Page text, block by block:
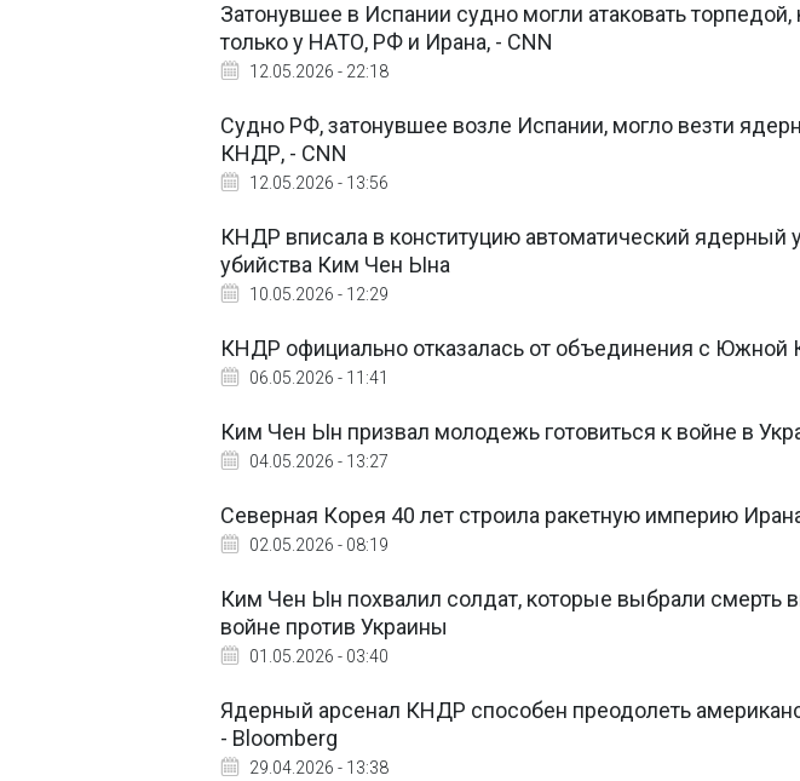
Затонувшее в Испании судно могли атаковать торпедой,
только у НАТО, РФ и Ирана, - CNN
12.05.2026 - 22:18
Судно РФ, затонувшее возле Испании, могло везти
КНДР, - CNN
12.05.2026 - 13:56
КНДР вписала в конституцию автоматический ядерный
убийства Ким Чен Ына
10.05.2026 - 12:29
КНДР официально отказалась от объединения с Южной
06.05.2026 - 11:41
Ким Чен Ын призвал молодежь готовиться к войне в
04.05.2026 - 13:27
Северная Корея 40 лет строила ракетную империю
02.05.2026 - 08:19
Ким Чен Ын похвалил солдат, которые выбрали смерть
войне против Украины
01.05.2026 - 03:40
Ядерный арсенал КНДР способен преодолеть
- Bloomberg
29.04.2026 - 13:38